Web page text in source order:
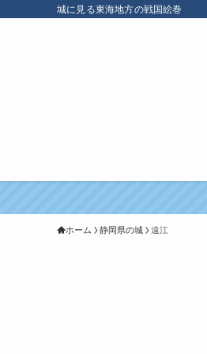
城に見る東海地方の戦国絵巻
ホーム 静岡県の城 遠江